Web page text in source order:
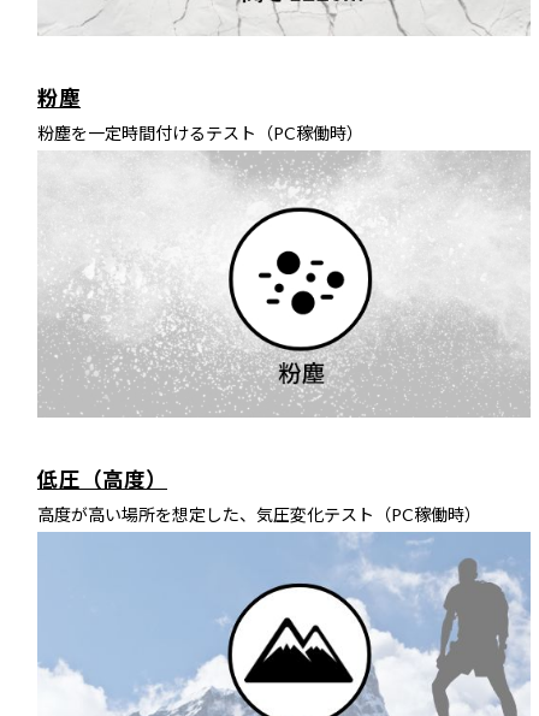
粉塵
粉塵を一定時間付けるテスト（PC稼働時）
低圧（高度）
高度が高い場所を想定した、気圧変化テスト（PC稼働時）